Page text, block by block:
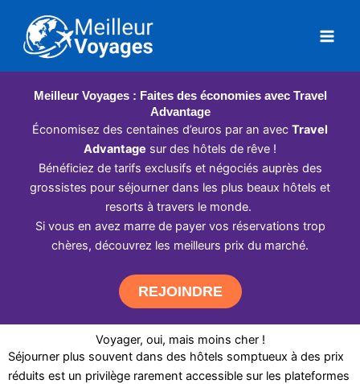
contenu
Meilleur Voyages : Faites des économies avec Travel
Advantage
Économisez des centaines d’euros par an avec Travel
Advantage sur des hôtels de rêve !
Bénéficiez de tarifs exclusifs et négociés auprès des
grossistes pour séjourner dans les plus beaux hôtels et
resorts à travers le monde.
Si vous en avez marre de payer vos réservations trop
chères, découvrez les meilleurs prix du marché.
REJOINDRE
Voyager, oui, mais moins cher !
Séjourner plus souvent dans des hôtels somptueux à des prix
réduits est un privilège rarement accessible sur les plateformes